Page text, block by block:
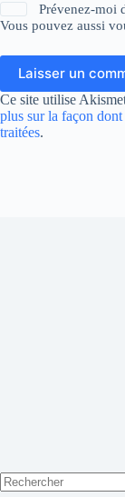
Prévenez-moi
Vous pouvez aussi
Laisser un
Ce site utilise
plus sur la façon
traitées.